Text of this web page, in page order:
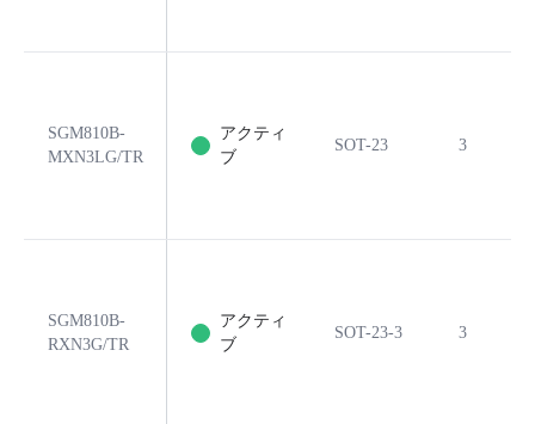
SGM810B-
MXN3LG/TR
アクティ
ブ
SOT-23 3
SGM810B-
RXN3G/TR
アクティ
ブ
SOT-23-3 3